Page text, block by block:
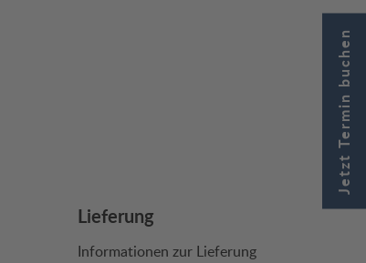
Lieferung
Informationen zur Lieferung
Jetzt Termin buchen